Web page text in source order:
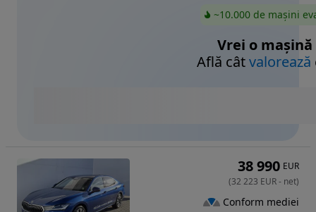
~10.000 de mașini
Vrei o mașină
Află câtvalorează
38 990 EUR
(32 223 EUR- net)
Conform mediei